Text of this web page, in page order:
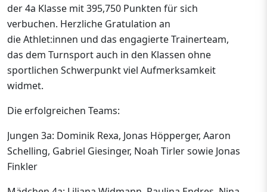
der 4a Klasse mit 395,750 Punkten für sich
verbuchen. Herzliche Gratulation an
die Athlet:innen und das engagierte Trainerteam,
das dem Turnsport auch in den Klassen ohne
sportlichen Schwerpunkt viel Aufmerksamkeit
widmet.
Die erfolgreichen Teams:
Jungen 3a: Dominik Rexa, Jonas Höpperger, Aaron
Schelling, Gabriel Giesinger, Noah Tirler sowie Jonas
Finkler